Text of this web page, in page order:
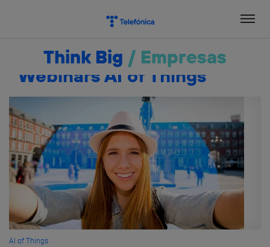
Think Big / Empresas
Webinars AI of Things
AI of Things